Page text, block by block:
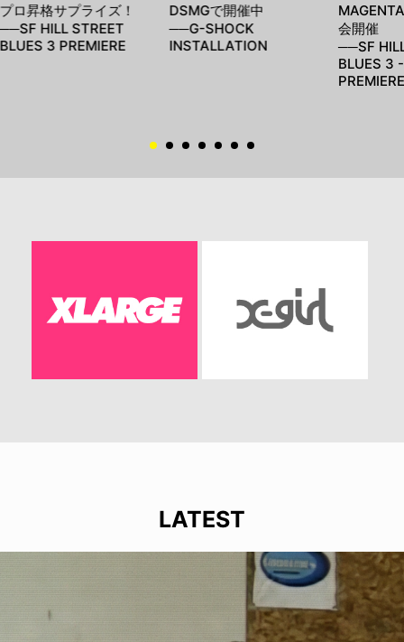
プロ昇格サプライズ！
──SF HILL STREET
BLUES 3 PREMIERE
DSMGで開催中
──G-SHOCK
INSTALLATION
会開催
──SF
BLUES 3
PREMIERE
LATEST